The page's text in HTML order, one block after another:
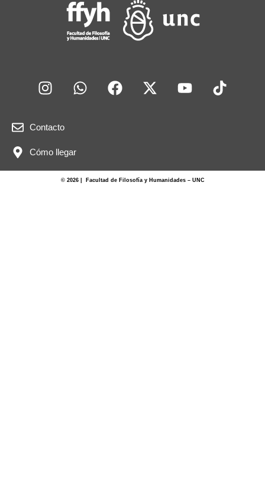
Contacto
Cómo llegar
© 2026 | Facultad de Filosofía y Humanidades – UNC